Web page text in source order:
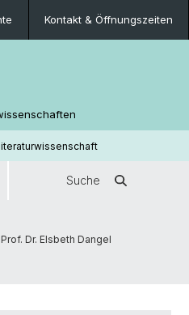
Kontakt & Öffnungszeiten
Suche
Dr. Elsbeth Dangel